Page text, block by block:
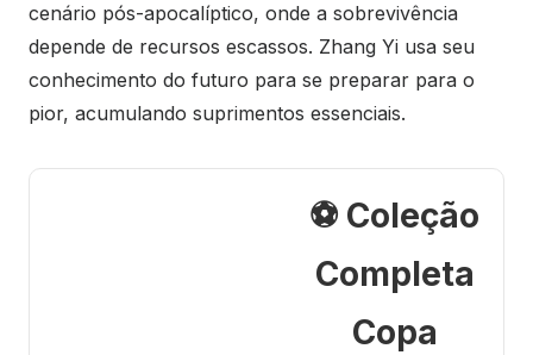
cenário pós-apocalíptico, onde a sobrevivência
depende de recursos escassos. Zhang Yi usa seu
conhecimento do futuro para se preparar para o
pior, acumulando suprimentos essenciais.
⚽ Coleção
Completa
Copa